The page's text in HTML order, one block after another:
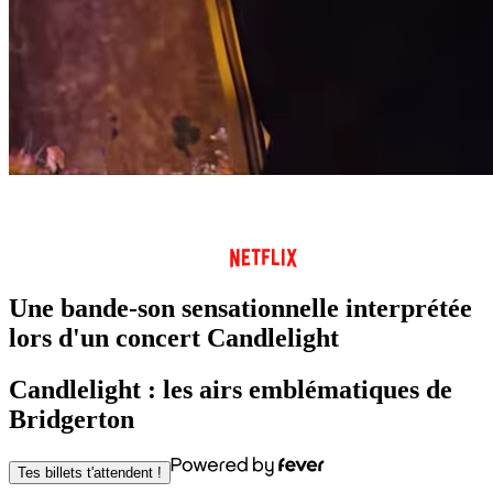
Une bande-son sensationnelle interprétée
lors d'un concert Candlelight
Candlelight : les airs emblématiques de
Bridgerton
Tes billets t'attendent !